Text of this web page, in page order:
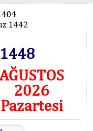
1442
2026
Pazartesi